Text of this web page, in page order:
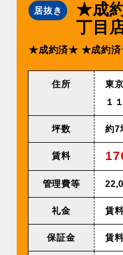
居抜き
★成
丁⽬
★成約済★ ★成約
住所
東
１
坪数 約7
賃料
管理費等
礼金 賃
保証金 賃